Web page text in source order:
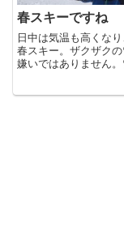
春スキーですね
日中は気温も高くな
春スキー。ザクザクの
嫌いではありません。